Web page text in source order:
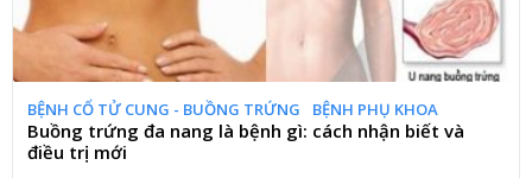
BỆNH CỔ TỬ CUNG - BUỒNG TRỨNG BỆNH PHỤ KHOA
Buồng trứng đa nang là bệnh gì: cách nhận biết và
điều trị mới